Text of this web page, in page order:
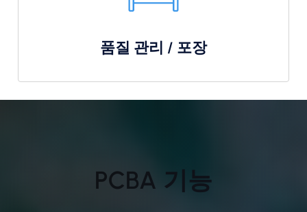
품질 관리 / 포장
PCBA 기능